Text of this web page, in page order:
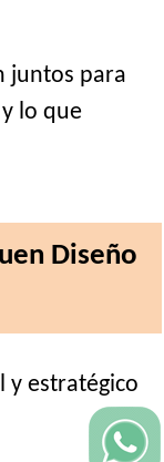
juntos para
lo que
Diseño
y estratégico